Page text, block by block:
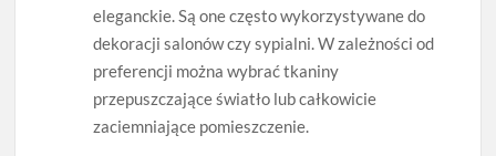
eleganckie. Są one często wykorzystywane do
dekoracji salonów czy sypialni. W zależności od
preferencji można wybrać tkaniny
przepuszczające światło lub całkowicie
zaciemniające pomieszczenie.